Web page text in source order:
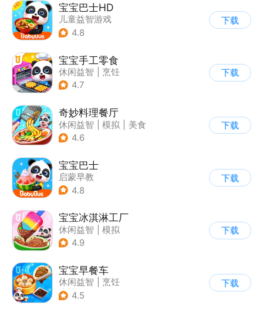
宝宝巴士HD
儿童益智游戏
| 启蒙早教
4.8
下载
宝宝手工零食
休闲益智
烹饪
| 宝宝巴士
4.7
下载
奇妙料理餐厅
休闲益智 模拟
美食
| 宝宝巴士
4.6
下载
宝宝巴士
启蒙早教
| 儿童益智游戏
4.8
下载
宝宝冰淇淋工厂
休闲益智
模拟
| 宝宝巴士
4.9
下载
宝宝早餐车
休闲益智
烹饪
| 宝宝巴士
4.5
下载